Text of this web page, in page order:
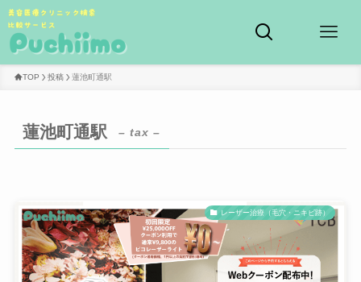
TOP 投稿 蓮池町通駅
蓮池町通駅 – tax –
レーザー治療（毛穴・ニキビ跡）